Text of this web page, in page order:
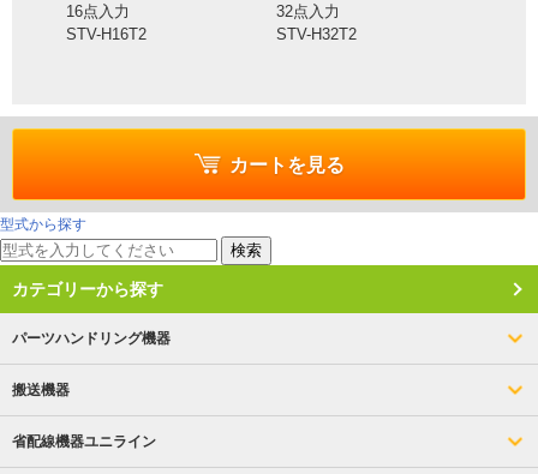
16点入力
STV-H16T2
32点入力
STV-H32T2
カートを見る
型式から探す
検索
カテゴリーから探す
パーツハンドリング機器
搬送機器
省配線機器ユニライン